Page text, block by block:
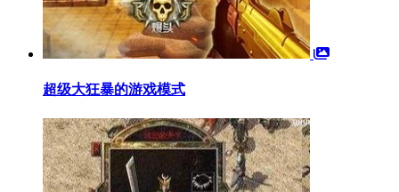
超级大狂暴的游戏模式